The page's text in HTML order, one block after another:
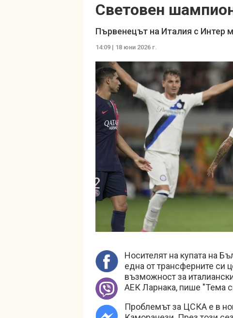
Световен
Първенецът на Италия с Интер
14:09 | 18 юни 2026 г.
Носителят на купата на
една от трансферните си
възможност за
АЕК Ларнака, пише "Тема
Проблемът за ЦСКА е в